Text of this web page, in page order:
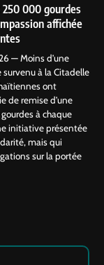
000 gourdes
affichée
— Moins d’une
à la Citadelle
ont
de remise d’une
à chaque
initiative présentée
mais qui
sur la portée